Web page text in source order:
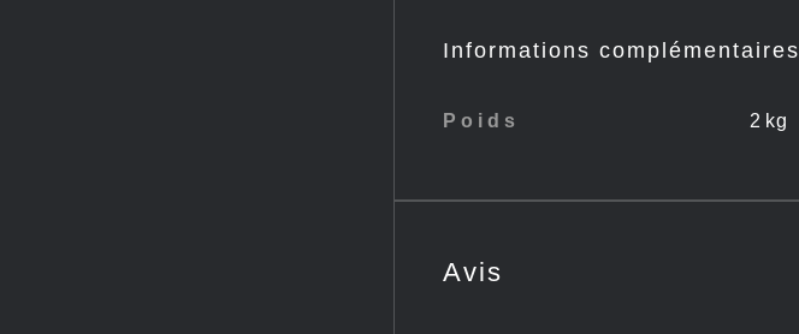
Informations complémentaires
Poids 2 kg
Avis